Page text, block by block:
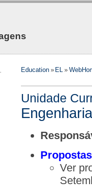
Education» EL»
Unidade
Ver